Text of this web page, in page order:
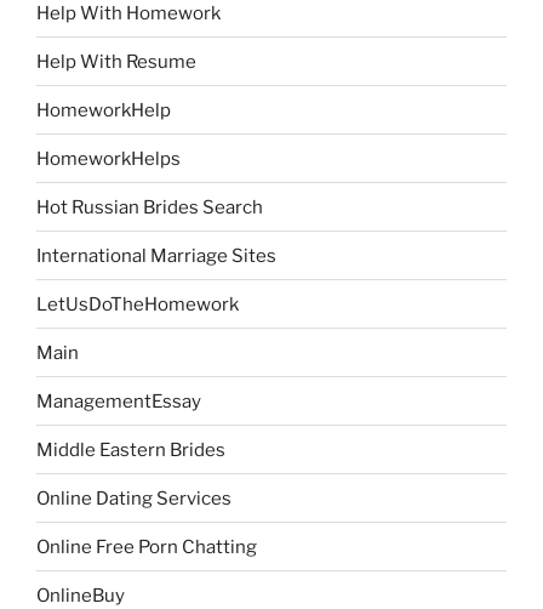
Help With Homework
Help With Resume
HomeworkHelp
HomeworkHelps
Hot Russian Brides Search
International Marriage Sites
LetUsDoTheHomework
Main
ManagementEssay
Middle Eastern Brides
Online Dating Services
Online Free Porn Chatting
OnlineBuy